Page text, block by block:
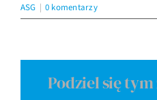
ASG | 0 komentarzy
Podziel się